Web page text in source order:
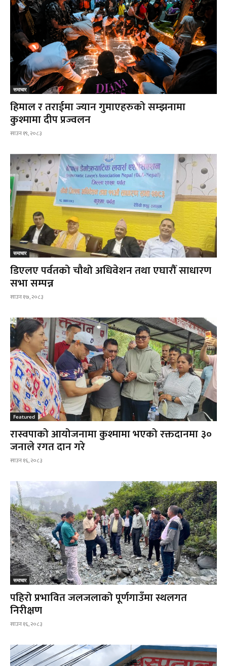
समाचार
हिमाल र तराईमा ज्यान गुमाएहरुको सम्झनामा
कुश्मामा दीप प्रज्वलन
साउन १९, २०८३
समाचार
डिएलए पर्वतको चौथो अधिवेशन तथा एघारौँ साधारण
सभा सम्पन्न
साउन १७, २०८३
Featured
रास्वपाको आयोजनामा कुश्मामा भएको रक्तदानमा ३०
जनाले रगत दान गरे
साउन १६, २०८३
समाचार
पहिरो प्रभावित जलजलाको पूर्णगाउँमा स्थलगत
निरीक्षण
साउन १६, २०८३